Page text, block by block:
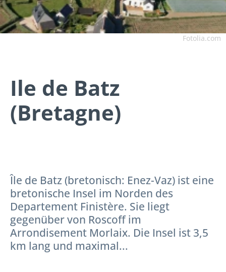
Fotolia.com
Ile de Batz
(Bretagne)
Île de Batz (bretonisch: Enez-Vaz) ist eine
bretonische Insel im Norden des
Departement Finistère. Sie liegt
gegenüber von Roscoff im
Arrondisement Morlaix. Die Insel ist 3,5
km lang und maximal...